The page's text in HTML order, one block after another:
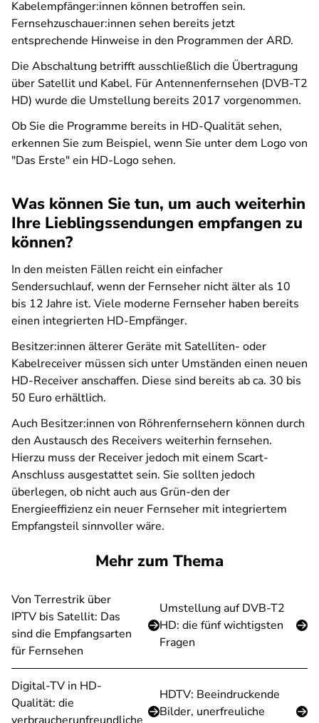
Kabelempfänger:innen können betroffen sein.
Fernsehzuschauer:innen sehen bereits jetzt
entsprechende Hinweise in den Programmen der ARD.
Die Abschaltung betrifft ausschließlich die Übertragung
über Satellit und Kabel. Für Antennenfernsehen (DVB-T2
HD) wurde die Umstellung bereits 2017 vorgenommen.
Ob Sie die Programme bereits in HD-Qualität sehen,
erkennen Sie zum Beispiel, wenn Sie unter dem Logo von
"Das Erste" ein HD-Logo sehen.
Was können Sie tun, um auch weiterhin
Ihre Lieblingssendungen empfangen zu
können?
In den meisten Fällen reicht ein einfacher
Sendersuchlauf, wenn der Fernseher nicht älter als 10
bis 12 Jahre ist. Viele moderne Fernseher haben bereits
einen integrierten HD-Empfänger.
Besitzer:innen älterer Geräte mit Satelliten- oder
Kabelreceiver müssen sich unter Umständen einen neuen
HD-Receiver anschaffen. Diese sind bereits ab ca. 30 bis
50 Euro erhältlich.
Auch Besitzer:innen von Röhrenfernsehern können durch
den Austausch des Receivers weiterhin fernsehen.
Hierzu muss der Receiver jedoch mit einem Scart-
Anschluss ausgestattet sein. Sie sollten jedoch
überlegen, ob nicht auch aus Grün-den der
Energieeffizienz ein neuer Fernseher mit integriertem
Empfangsteil sinnvoller wäre.
Mehr zum Thema
Von Terrestrik über
IPTV bis Satellit: Das
sind die Empfangsarten
für Fernsehen
Umstellung auf DVB-T2
HD: die fünf wichtigsten
Fragen
Digital-TV in HD-
Qualität: die
HDTV: Beeindruckende
Bilder, unerfreuliche